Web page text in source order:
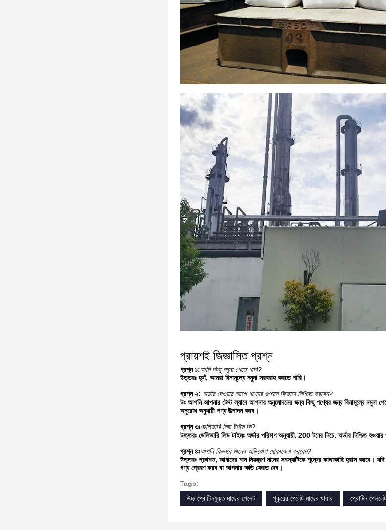
প্রায়শই জিজ্ঞাসিত প্রশ্ন
প্রশ্ন ১:আমি কিছু নমুনা পেতে পারি?
উত্তরঃ হ্যাঁ, আমরা বিনামূল্যে নমুনা সরবরাহ করতে পারি।
প্রশ্ন ২: অর্ডার দেওয়ার আগে পণ্যের গুণমান কিভাবে নিশ্চিত করবেন?
উঃ আপনি আপনার টেস্ট ল্যাবে আপনার অনুমোদনের জন্য কিছু পণ্যের জন্য বিনামূল্যে নমুনা
অনুরোধ অনুযায়ী পণ্য উত্পাদন করব।
প্রশ্ন ৩ঃডেলিভারি লিড টাইম কি?
উত্তরঃ ডেলিভারি লিড টাইমঃ অর্ডার পরিমাণ অনুযায়ী, 200 টনের নিচে, অর্ডার নিশ্চিত
প্রশ্ন ৪ঃআপনি কিভাবে মানের অভিযোগ মোকাবেলা করবেন?
উত্তরঃ প্রথমত, আমাদের মান নিয়ন্ত্রণ মানের সমস্যাটিকে শূন্যের কাছাকাছি হ্রাস করবে।
পণ্য প্রেরণ করব বা আপনার ক্ষতি ফেরত দেব।
Tags:
উচ্চ প্রোটিনযুক্ত মাছের পেলেট
পুকুরের পেলেট মাছের খাবার প্রোটিন পেললেট